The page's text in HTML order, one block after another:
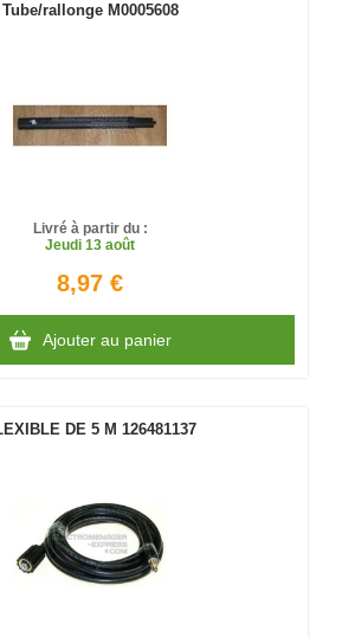
Tube/rallonge M0005608
Livré à partir du :
Jeudi 13 août
8,97 €
Ajouter au panier
DE 5 M 126481137